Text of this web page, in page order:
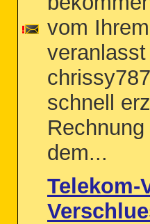
vom
schnell
dem...
Telekom-